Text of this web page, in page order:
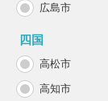
広島市
四国
高松市
高知市